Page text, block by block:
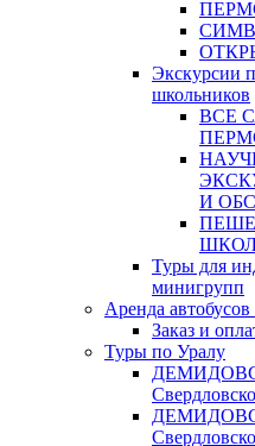
Экскурсии
школьников
ВСЕ
И
Туры для
минигрупп
Аренда
Заказ и
Туры по Уралу